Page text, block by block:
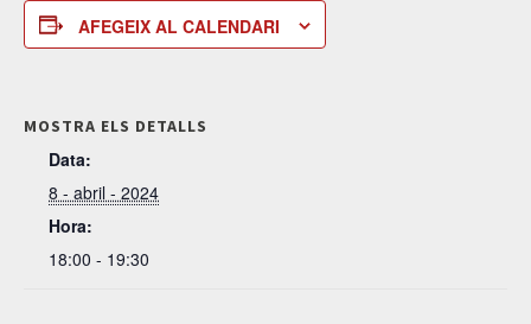
AFEGEIX AL CALENDARI
MOSTRA ELS DETALLS
Data:
8 - abril - 2024
Hora:
18:00 - 19:30